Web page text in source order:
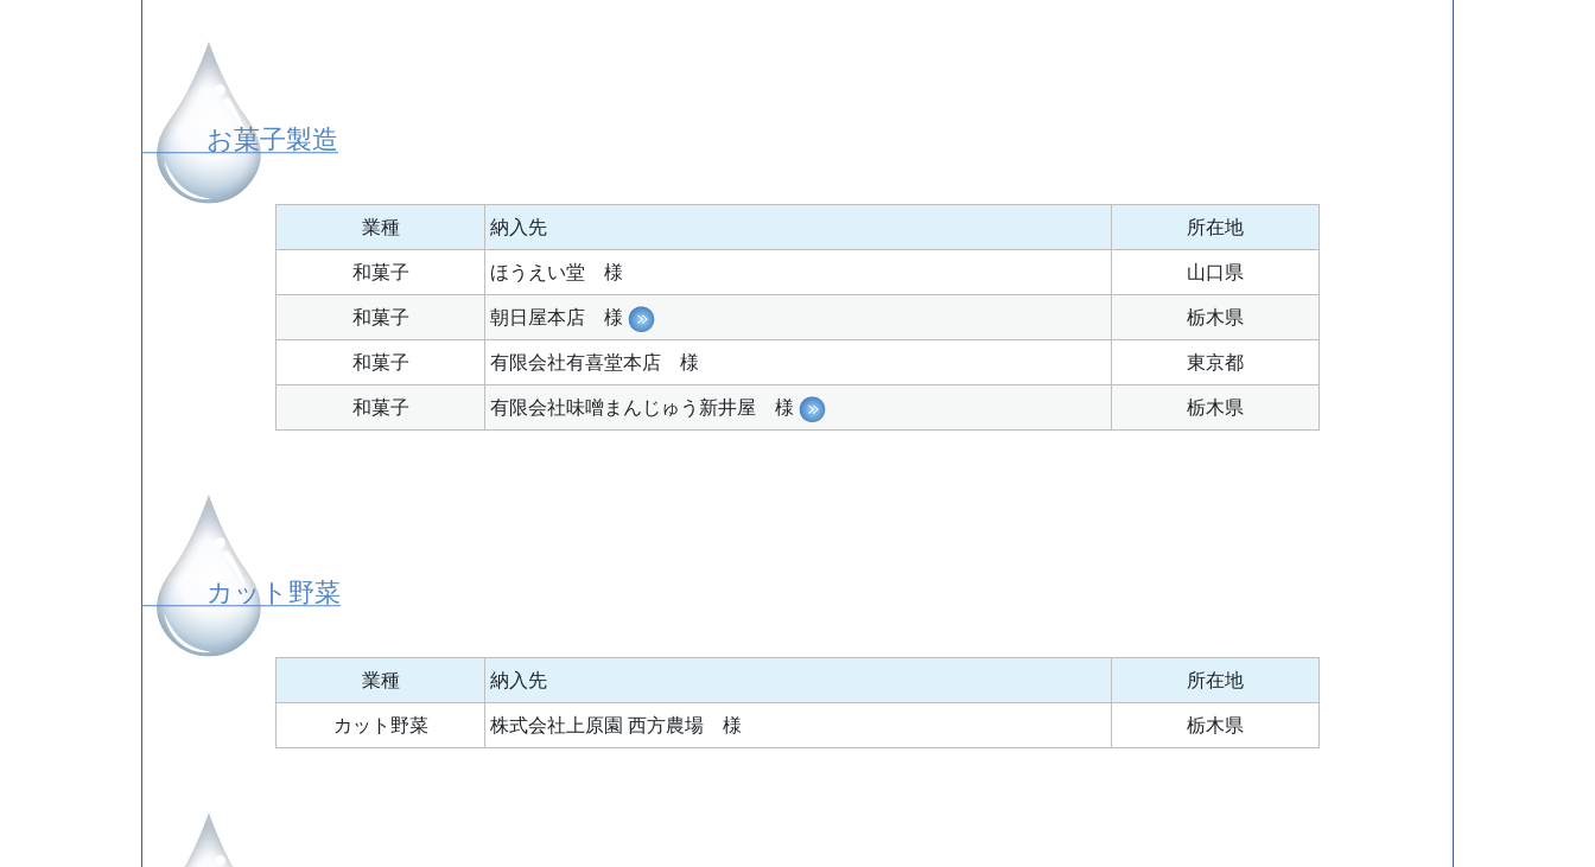
お菓子製造
業種 納入先 所在地
和菓子 ほうえい堂 様 山口県
和菓子 朝日屋本店 様 栃木県
和菓子 有限会社有喜堂本店 様 東京都
和菓子 有限会社味噌まんじゅう新井屋 様 栃木県
カット野菜
業種 納入先 所在地
カット野菜 株式会社上原園 西方農場 様 栃木県